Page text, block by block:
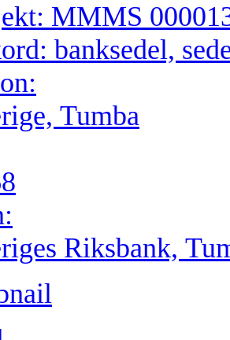
MMMS
banksedel,
Tumba
Riksbank,